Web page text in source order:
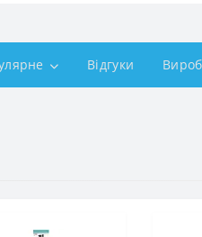
Відгуки